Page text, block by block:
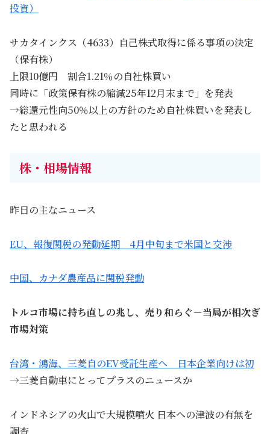
投資）
サカタインクス（4633）自己株式取得に係る事項の決定
（保有株）
上限10億円 割合1.21％の自社株買い
同時に「政策保有株の縮減25年12月末まで」を発表
→総還元性向50％以上の方針のため自社株買いを発表し
たと思われる
株・相場情報
昨日の主なニュース
EU、報復関税の発動延期 4月中旬まで米国と交渉
中国、カナダ農産品に関税発動
トルコ市場に持ち直しの兆し、売り和らぐ－当局が相次ぎ
市場対策
台湾・鴻海、三菱自のEV受託生産へ 日本企業向けは初
→三菱自動車にとってプラスのニュースか
インドネシアの火山で大規模噴火 日本への津波の有無を
調査